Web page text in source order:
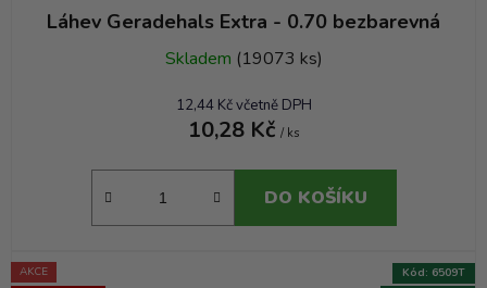
Láhev Geradehals Extra - 0.70 bezbarevná
Skladem (19073 ks)
12,44 Kč včetně DPH
10,28 Kč / ks
DO KOŠÍKU
AKCE
Kód: 6509T